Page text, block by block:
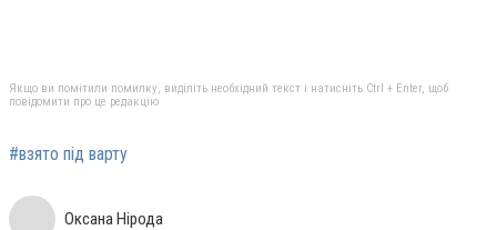
Якщо ви помітили помилку, виділіть необхідний текст і натисніть Ctrl + Enter, щоб
повідомити про це редакцію
#взято під варту
Оксана Нірода